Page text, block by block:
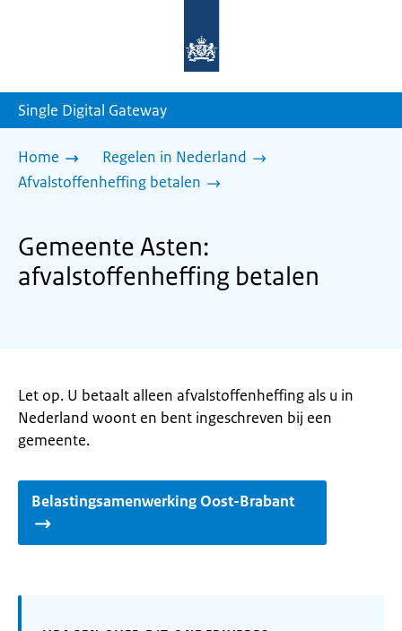
homepage
Single Digital Gateway
Home
Regelen in Nederland
Afvalstoffenheffing betalen
Gemeente Asten:
afvalstoffenheffing betalen
Let op. U betaalt alleen afvalstoffenheffing als u in
Nederland woont en bent ingeschreven bij een
gemeente.
Belastingsamenwerking Oost-Brabant